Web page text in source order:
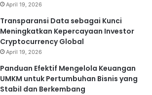
April 19, 2026
Transparansi Data sebagai Kunci
Meningkatkan Kepercayaan Investor
Cryptocurrency Global
April 19, 2026
Panduan Efektif Mengelola Keuangan
UMKM untuk Pertumbuhan Bisnis yang
Stabil dan Berkembang